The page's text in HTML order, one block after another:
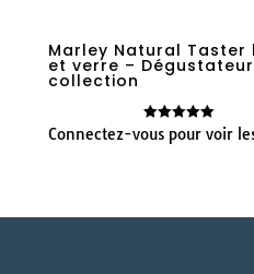
Marley Natural Taster
et verre –
collection
Note
5.00
Connectez-vous pour voir